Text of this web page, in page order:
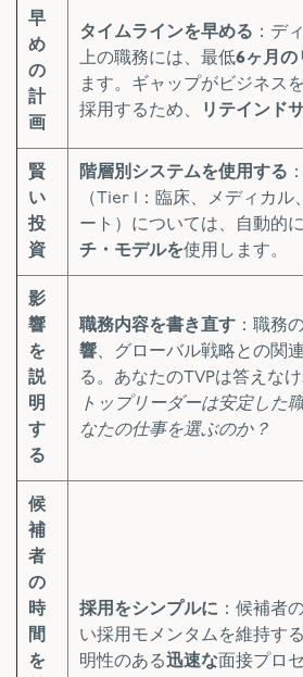
早
め
の
計
画
タイムラインを早める ：デ
上の職務には、最低6ヶ月の
ます。ギャップがビジネス
採用するため、
リテインド
賢
い
投
資
階層別システムを使用する
（Tier 1：臨床、メディカ
ート）については、自動的に
チ・モデルを使用します。
影
響
を
説
明
す
る
職務内容を書き直す ：職務
響、グローバル戦略との関
る。あなたのTVPは答えな
トップリーダーは安定した
なたの仕事を選ぶのか？
候
補
者
の
時
間
を
採用をシンプルに ：候補者
い採用モメンタムを維持す
明性のある迅速な面接プロ